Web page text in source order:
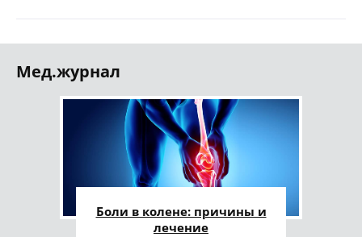
Мед.журнал
Боли в колене: причины и
лечение